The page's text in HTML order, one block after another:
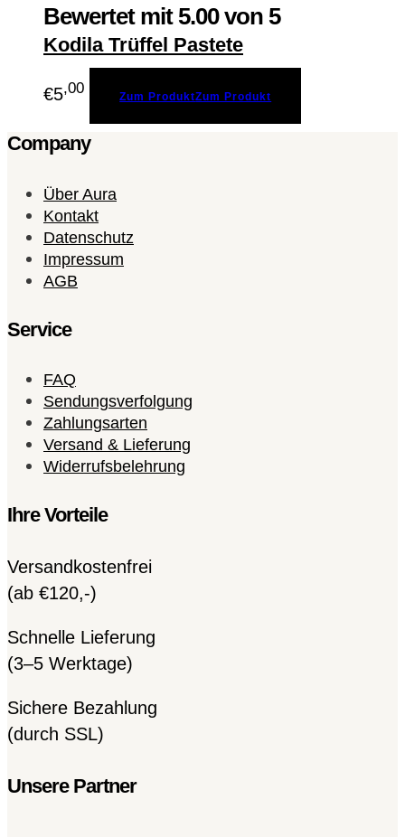
Bewertet mit 5.00von 5
Kodila Trüffel Pastete
€5,00 Zum ProduktZum Produkt
Company
Über Aura
Kontakt
Datenschutz
Impressum
AGB
Service
FAQ
Sendungsverfolgung
Zahlungsarten
Versand & Lieferung
Widerrufsbelehrung
Ihre Vorteile
Versandkostenfrei
(ab €120,-)
Schnelle Lieferung
(3–5 Werktage)
Sichere Bezahlung
(durch SSL)
Unsere Partner